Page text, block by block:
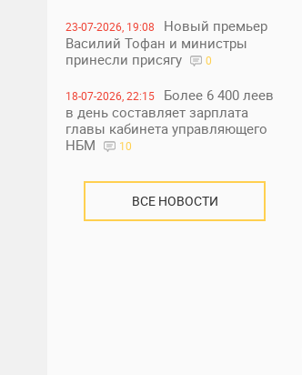
23-07-2026, 19:08
Новый премьер
Василий Тофан и министры
принесли присягу
0
18-07-2026, 22:15
Более 6 400 леев
в день составляет зарплата
главы кабинета управляющего
НБМ
10
ВСЕ НОВОСТИ